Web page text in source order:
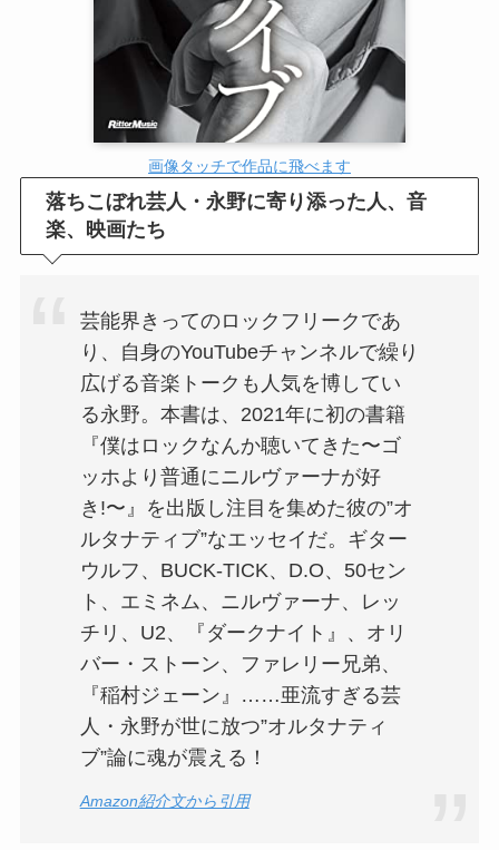
画像タッチで作品に飛べます
落ちこぼれ芸人・永野に寄り添った人、音
楽、映画たち
芸能界きってのロックフリークであ
り、自身のYouTubeチャンネルで繰り
広げる音楽トークも人気を博してい
る永野。本書は、2021年に初の書籍
『僕はロックなんか聴いてきた〜ゴ
ッホより普通にニルヴァーナが好
き!〜』を出版し注目を集めた彼の”オ
ルタナティブ”なエッセイだ。ギター
ウルフ、BUCK-TICK、D.O、50セン
ト、エミネム、ニルヴァーナ、レッ
チリ、U2、『ダークナイト』、オリ
バー・ストーン、ファレリー兄弟、
『稲村ジェーン』……亜流すぎる芸
人・永野が世に放つ”オルタナティ
ブ”論に魂が震える！
Amazon紹介文から引用